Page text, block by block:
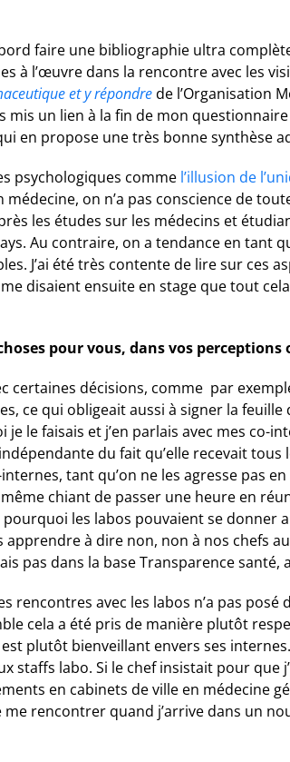
faire une bibliographie ultra
à l’œuvre dans la rencontre avec les
et y répondrede l’Organisation
mis un lien à la fin de mon
en propose une très bonne synthèse
psychologiques comme l’illusion de
on n’a pas conscience de
les études sur les médecins et
Au contraire, on a tendance en tant
J’ai été très contente de lire sur ces
disaient ensuite en stage que tout
pour vous, dans vos
certaines décisions, comme par
ce qui obligeait aussi à signer la
le faisais et j’en parlais avec mes co-
du fait qu’elle recevait
tant qu’on ne les agresse pas
chiant de passer une heure en
les labos pouvaient se donner
à dire non, non à nos chefs
pas dans la base Transparence
avec les labos n’a pas posé
cela a été pris de manière plutôt
plutôt bienveillant envers ses
staffs labo. Si le chef insistait pour que
en cabinets de ville en médecine
rencontrer quand j’arrive dans un